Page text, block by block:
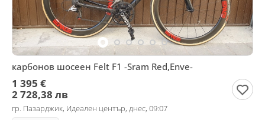
карбонов шосеен Felt F1 -Sram Red,Enve-
1 395 €
2 728,38 лв
гр. Пазарджик, Идеален център, днес, 09:07